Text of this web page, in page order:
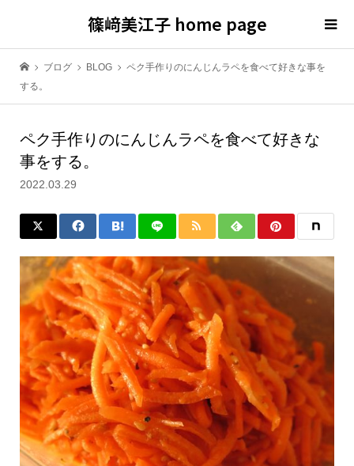
篠﨑美江子 home page
ブログ BLOG
ペク手作りのにんじんラペを食べて好きな事を
する。
ペク手作りのにんじんラペを食べて好きな
事をする。
2022.03.29